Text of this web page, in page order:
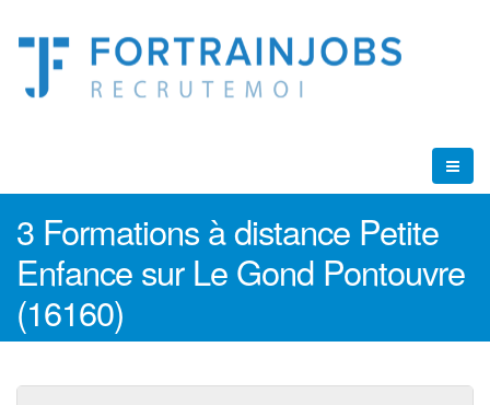
3 Formations à distance Petite
Enfance sur Le Gond Pontouvre
(16160)